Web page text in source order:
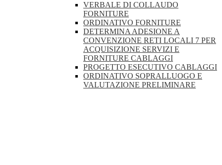
VERBALE DI COLLAUDO
FORNITURE
ORDINATIVO FORNITURE
DETERMINA ADESIONE A
CONVENZIONE RETI LOCALI 7 PER
ACQUISIZIONE SERVIZI E
FORNITURE CABLAGGI
PROGETTO ESECUTIVO CABLAGGI
ORDINATIVO SOPRALLUOGO E
VALUTAZIONE PRELIMINARE